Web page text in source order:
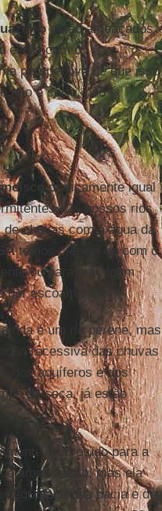
estão ameaçados
estão com o
perspectiva de que isso
não é certo, não é
praticamente igual
Os nossos rios
chuvas com a água da
temos ciência do com o
ou para em algum
escoamento.
é um rio perene, mas
recessiva das chuvas
dos aquíferos e dos
de seca, já estão
sobretudo para a
amenização, mas ela
da bacia e de